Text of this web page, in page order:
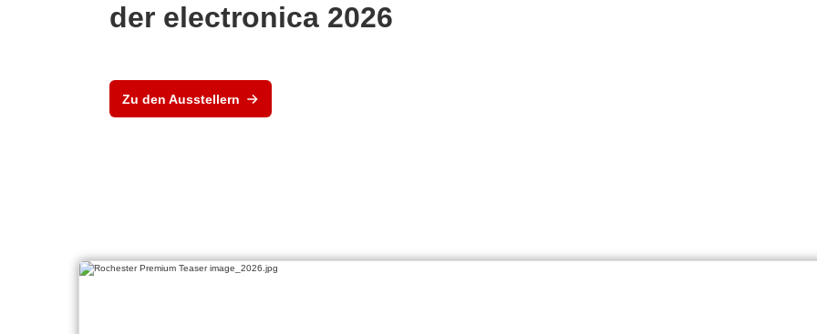
der electronica 2026
Zu den Ausstellern